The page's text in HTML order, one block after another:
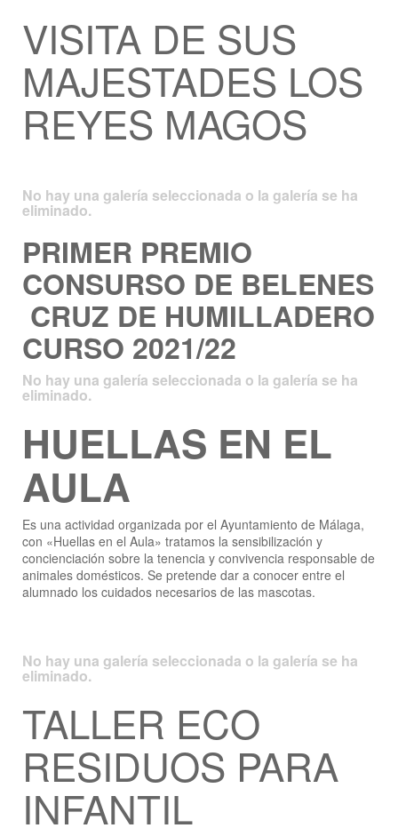
VISITA DE SUS
MAJESTADES LOS
REYES MAGOS
No hay una galería seleccionada o la galería se ha
eliminado.
PRIMER PREMIO
CONSURSO DE BELENES
CRUZ DE HUMILLADERO
CURSO 2021/22
No hay una galería seleccionada o la galería se ha
eliminado.
HUELLAS EN EL
AULA
Es una actividad organizada por el Ayuntamiento de Málaga,
con «Huellas en el Aula» tratamos la sensibilización y
concienciación sobre la tenencia y convivencia responsable de
animales domésticos. Se pretende dar a conocer entre el
alumnado los cuidados necesarios de las mascotas.
No hay una galería seleccionada o la galería se ha
eliminado.
TALLER ECO
RESIDUOS PARA
INFANTIL